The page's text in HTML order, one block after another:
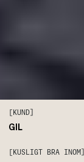
[KUND]
GIL
[KUSLIGT BRA INOM]